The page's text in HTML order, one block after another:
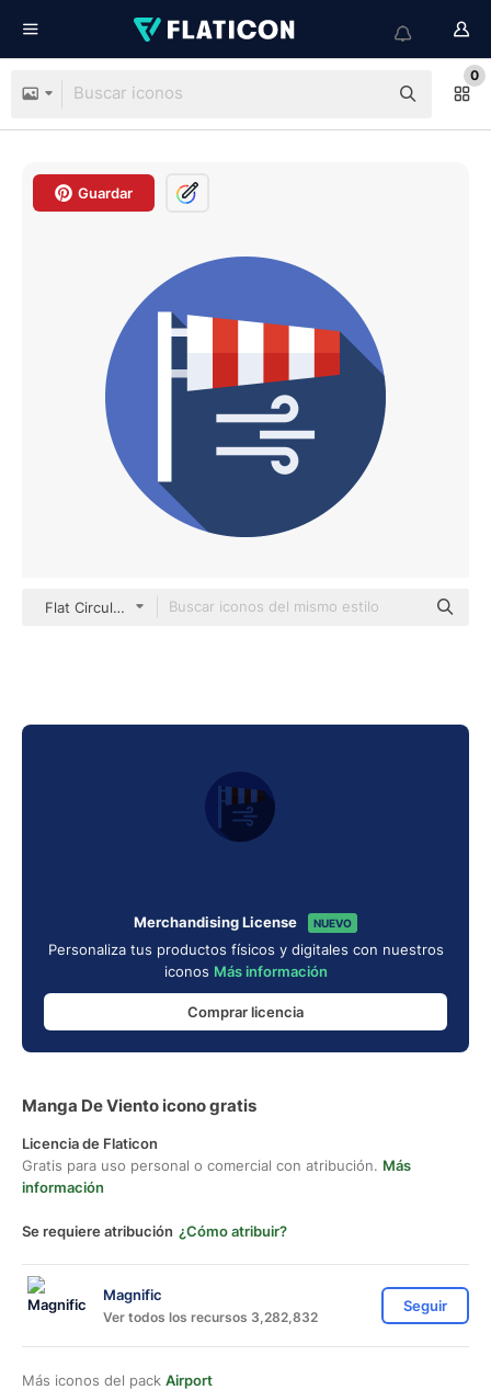
0
Guardar
Flat Circular Flat
Merchandising License NUEVO
Personaliza tus productos físicos y digitales con nuestros
iconos Más información
Comprar licencia
Manga De Viento icono gratis
Licencia de Flaticon
Gratis para uso personal o comercial con atribución. Más
información
Se requiere atribución ¿Cómo atribuir?
Magnific
Ver todos los recursos 3,282,832
Seguir
Más iconos del pack Airport